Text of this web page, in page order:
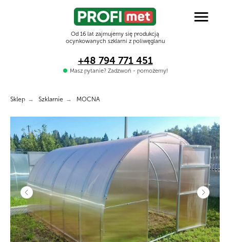
Od 16 lat zajmujemy się produkcją
ocynkowanych szklarni z poliwęglanu
+48 794 771 451
Masz pytanie? Zadzwoń - pomożemy!
Sklep → Szklarnie → MOCNA